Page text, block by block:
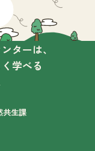
ターは、
学べる
共生課